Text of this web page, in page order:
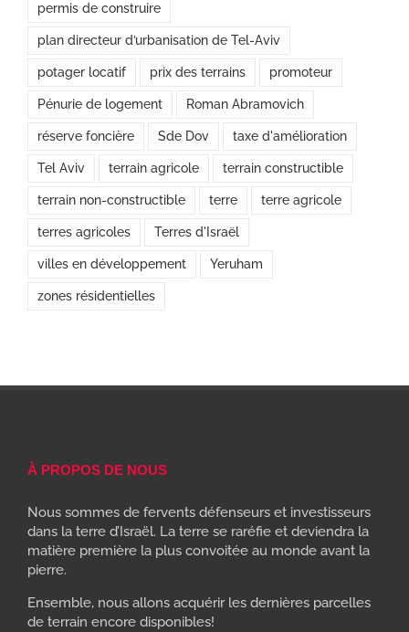
permis de construire
plan directeur d’urbanisation de Tel-Aviv
potager locatif prix des terrains promoteur
Pénurie de logement Roman Abramovich
réserve foncière Sde Dov taxe d'amélioration
Tel Aviv terrain agricole terrain constructible
terrain non-constructible terre terre agricole
terres agricoles Terres d'Israël
villes en développement Yeruham
zones résidentielles
À PROPOS DE NOUS
Nous sommes de fervents défenseurs et investisseurs
dans la terre d’Israël. La terre se raréfie et deviendra la
matière première la plus convoitée au monde avant la
pierre.
Ensemble, nous allons acquérir les dernières parcelles
de terrain encore disponibles!